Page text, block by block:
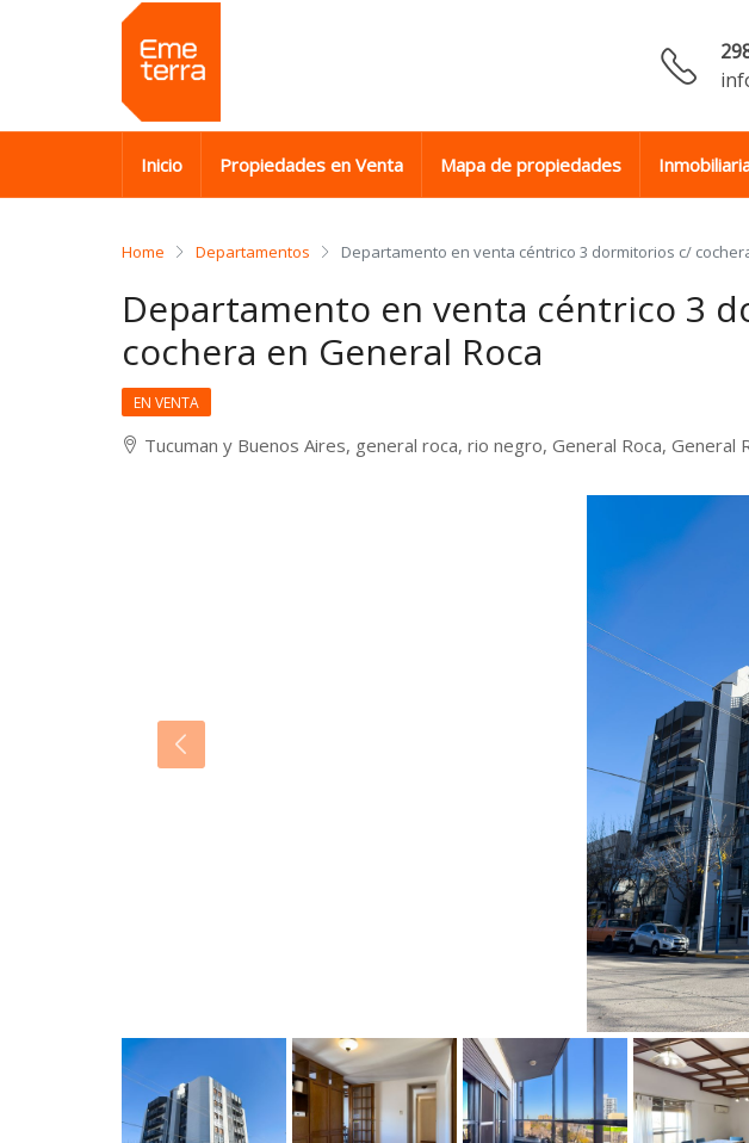
Inicio Propiedades en Venta Mapa de propiedades
Home Departamentos Departamento en venta céntrico 3 dormitorios c/
Departamento en venta céntrico 3
cochera en General Roca
EN VENTA
Tucuman y Buenos Aires, general roca, rio negro, General Roca, General